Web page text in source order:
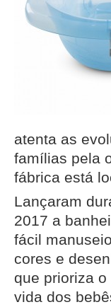
atenta as
famílias pela
fábrica está
Lançaram
2017 a
fácil
cores e
que prioriza
vida dos